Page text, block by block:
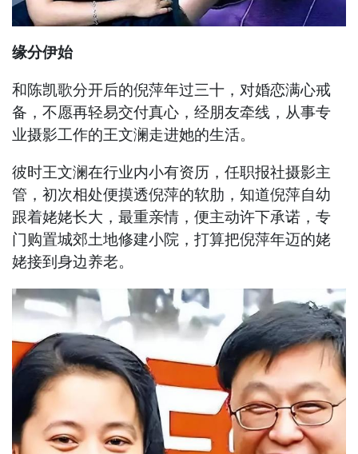
缘分伊始
和陈凯歌分开后的倪萍年过三十，对婚恋满心戒
备，不愿再轻易交付真心，经朋友牵线，从事专
业摄影工作的王文澜走进她的生活。
彼时王文澜在行业内小有资历，任职报社摄影主
管，初次相处便摸透倪萍的软肋，知道倪萍自幼
跟着姥姥长大，最重亲情，便主动许下承诺，专
门购置城郊土地修建小院，打算把倪萍年迈的姥
姥接到身边养老。